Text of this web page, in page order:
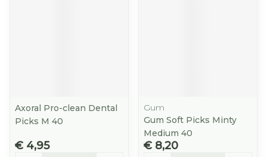
Axoral Pro-clean Dental
Picks M 40
€ 4,95
Gum
Gum Soft Picks Minty
Medium 40
€ 8,20